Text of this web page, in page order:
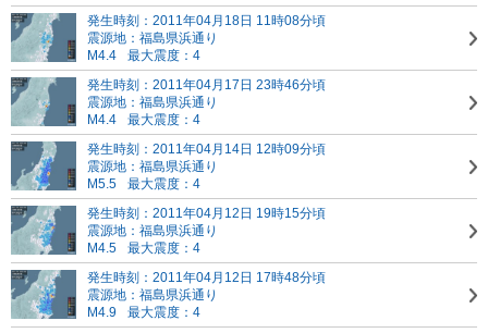
発生時刻：2011年04月18日 11時08分頃
震源地：福島県浜通り
M4.4
最大震度：4
発生時刻：2011年04月17日 23時46分頃
震源地：福島県浜通り
M4.4
最大震度：4
発生時刻：2011年04月14日 12時09分頃
震源地：福島県浜通り
M5.5
最大震度：4
発生時刻：2011年04月12日 19時15分頃
震源地：福島県浜通り
M4.5
最大震度：4
発生時刻：2011年04月12日 17時48分頃
震源地：福島県浜通り
M4.9
最大震度：4